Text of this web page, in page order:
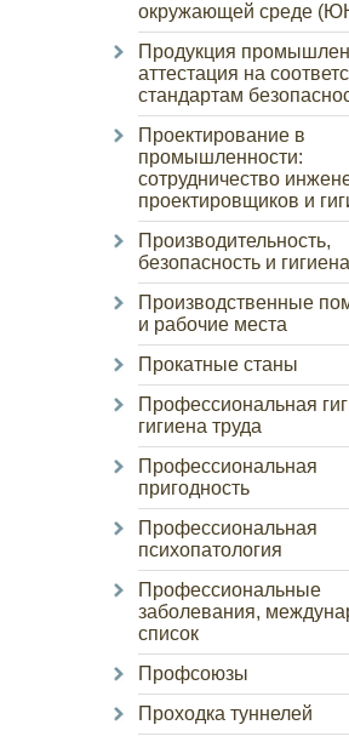
окружающей среде
Продукция
аттестация на
стандартам
Проектирование в
промышленности:
сотрудничество
проектировщиков и
Производительность,
безопасность и
Производственные
и рабочие места
Прокатные станы
Профессиональная
гигиена труда
Профессиональная
пригодность
Профессиональная
психопатология
Профессиональные
заболевания,
список
Профсоюзы
Проходка туннелей